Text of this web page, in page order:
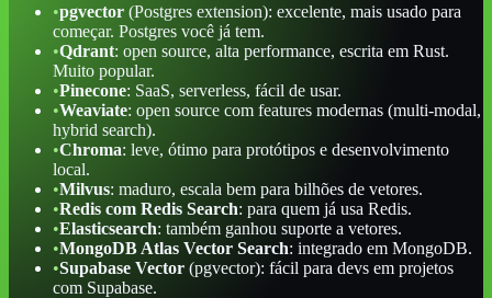
•pgvector (Postgres extension): excelente, mais usado para
começar. Postgres você já tem.
•Qdrant: open source, alta performance, escrita em Rust.
Muito popular.
•Pinecone: SaaS, serverless, fácil de usar.
•Weaviate: open source com features modernas (multi-modal,
hybrid search).
•Chroma: leve, ótimo para protótipos e desenvolvimento
local.
•Milvus: maduro, escala bem para bilhões de vetores.
•Redis com Redis Search: para quem já usa Redis.
•Elasticsearch: também ganhou suporte a vetores.
•MongoDB Atlas Vector Search: integrado em MongoDB.
•Supabase Vector (pgvector): fácil para devs em projetos
com Supabase.